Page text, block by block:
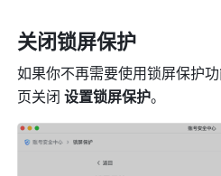
关闭锁屏保护
如果你不再需要使用锁屏保护
页关闭 设置锁屏保护。